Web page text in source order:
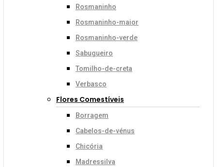
Rosmaninho
Rosmaninho-maior
Rosmaninho-verde
Sabugueiro
Tomilho-de-creta
Verbasco
Flores Comestíveis
Borragem
Cabelos-de-vénus
Chicória
Madressilva